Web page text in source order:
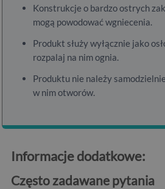
Konstrukcje o bardzo ostrych
mogą powodować wgniecenia.
Produkt służy wyłącznie jako
rozpalaj na nim ognia.
Produktu nie należy
w nim otworów.
Informacje dodatkowe:
Często zadawane pytania